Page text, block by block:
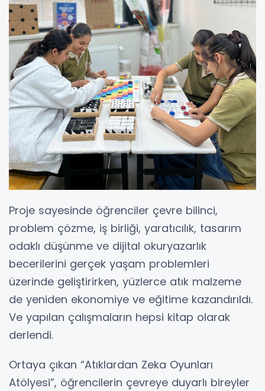
Proje sayesinde öğrenciler çevre bilinci,
problem çözme, iş birliği, yaratıcılık, tasarım
odaklı düşünme ve dijital okuryazarlık
becerilerini gerçek yaşam problemleri
üzerinde geliştirirken, yüzlerce atık malzeme
de yeniden ekonomiye ve eğitime kazandırıldı.
Ve yapılan çalışmaların hepsi kitap olarak
derlendi.
Ortaya çıkan “Atıklardan Zeka Oyunları
Atölyesi”, öğrencilerin çevreye duyarlı bireyler